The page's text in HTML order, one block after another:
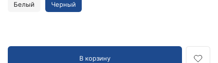
Белый Черный
В корзину